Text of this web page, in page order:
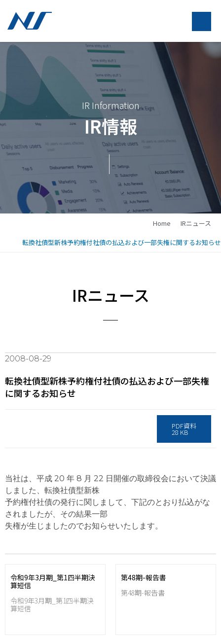
IR Information
IR情報
Home IRニュース
転換社債型新株予約権付社債の払込および一部失権に関するお知らせ
IRニュース
2008-08-29
転換社債型新株予約権付社債の払込および一部失権
に関するお知らせ
PDF資料
28 KB
当社は、平成 20 年 8 月 22 日開催の取締役会において決議
しました、転換社債型新株
予約権付社債の発行に関しまして、下記のとおり払込がな
されましたが、その結果一部
失権が生じましたのでお知らせいたします。
令和9年3月期_第1四半期決
算短信
令和9年3月期_第1四半期決
算短信
第48期-報告書
第48期-報告書